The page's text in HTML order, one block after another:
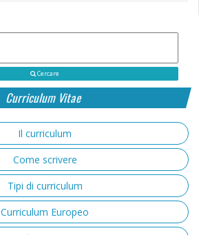
Cercare
Curriculum Vitae
Il curriculum
Come scrivere
Tipi di curriculum
Curriculum Europeo